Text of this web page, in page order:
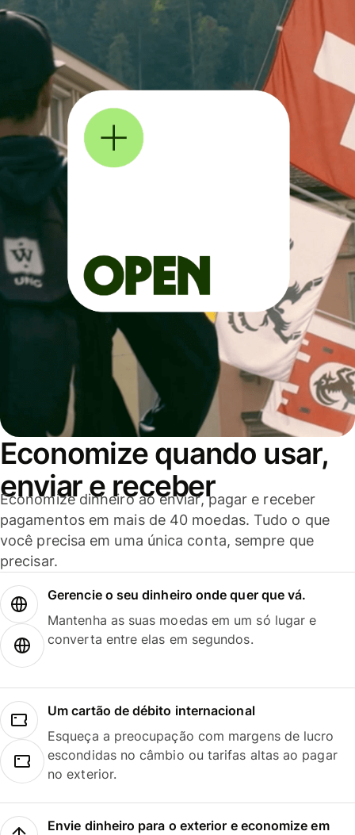
Economize quando usar,
enviar e receber
Economize dinheiro ao enviar, pagar e receber
pagamentos em mais de 40 moedas. Tudo o que
você precisa em uma única conta, sempre que
precisar.
Gerencie o seu dinheiro onde quer que vá.
Mantenha as suas moedas em um só lugar e
converta entre elas em segundos.
Um cartão de débito internacional
Esqueça a preocupação com margens de lucro
escondidas no câmbio ou tarifas altas ao pagar
no exterior.
Envie dinheiro para o exterior e economize em